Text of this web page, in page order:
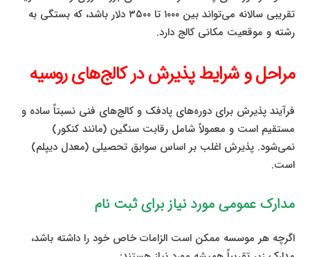
تقریبی سالانه می‌تواند بین ۱۰۰۰ تا ۳۵۰۰ دلار باشد، که بستگی به
رشته و موقعیت مکانی کالج دارد.
مراحل و شرایط پذیرش در کالج‌های روسیه
فرآیند پذیرش برای دوره‌های پادفک و کالج‌های فنی نسبتاً ساده و
مستقیم است و معمولاً شامل رقابت سنگین (مانند کنکور)
نمی‌شود. پذیرش اغلب بر اساس سوابق تحصیلی (معدل دیپلم)
است.
مدارک عمومی مورد نیاز برای ثبت نام
اگرچه هر موسسه ممکن است الزامات خاص خود را داشته باشد،